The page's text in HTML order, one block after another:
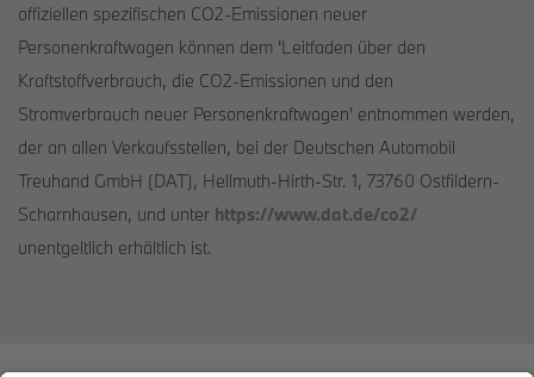
offiziellen spezifischen CO2-Emissionen neuer
Personenkraftwagen können dem 'Leitfaden über den
Kraftstoffverbrauch, die CO2-Emissionen und den
Stromverbrauch neuer Personenkraftwagen' entnommen werden,
der an allen Verkaufsstellen, bei der Deutschen Automobil
Treuhand GmbH (DAT), Hellmuth-Hirth-Str. 1, 73760 Ostfildern-
Scharnhausen, und unter https://www.dat.de/co2/
unentgeltlich erhältlich ist.